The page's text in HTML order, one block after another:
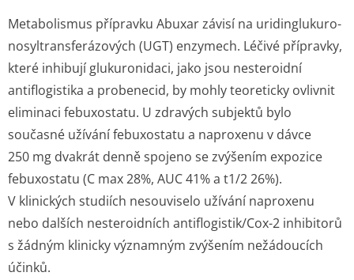
Metabolismus přípravku Abuxar závisí na uridinglukuro­
nosyltransferá­zových (UGT) enzymech. Léčivé přípravky,
které inhibují glukuronidaci, jako jsou nesteroidní
antiflogistika a probenecid, by mohly teoreticky ovlivnit
eliminaci febuxostatu. U zdravých subjektů bylo
současné užívání febuxostatu a naproxenu v dávce
250 mg dvakrát denně spojeno se zvýšením expozice
febuxostatu (C max 28%, AUC 41% a t1/2 26%).
V klinických studiích nesouviselo užívání naproxenu
nebo dalších nesteroidních antiflogistik/Cox-2 inhibitorů
s žádným klinicky významným zvýšením nežádoucích
účinků.